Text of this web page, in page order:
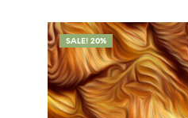
SALE! 20%